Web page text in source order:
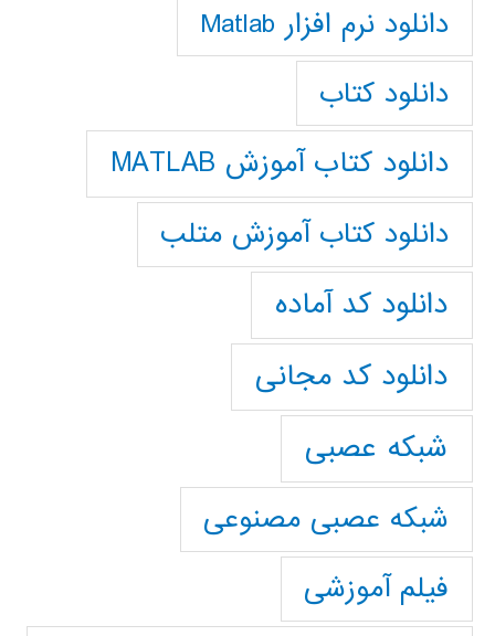
دانلود نرم افزار Matlab
دانلود کتاب
دانلود کتاب آموزش MATLAB
دانلود کتاب آموزش متلب
دانلود کد آماده
دانلود کد مجانی
شبکه عصبی
شبکه عصبی مصنوعی
فیلم آموزشی